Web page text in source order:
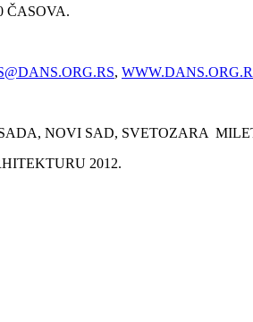
ČASOVA.
,
NOVI SAD, SVETOZARA
2012.